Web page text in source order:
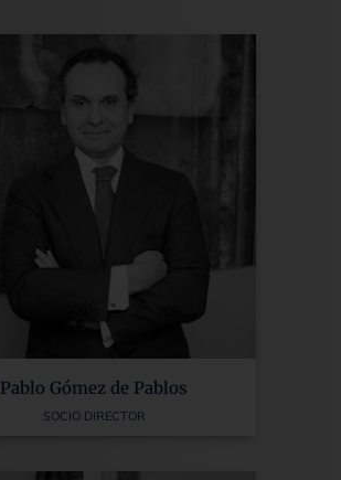
Pablo Gómez de Pablos
SOCIO DIRECTOR